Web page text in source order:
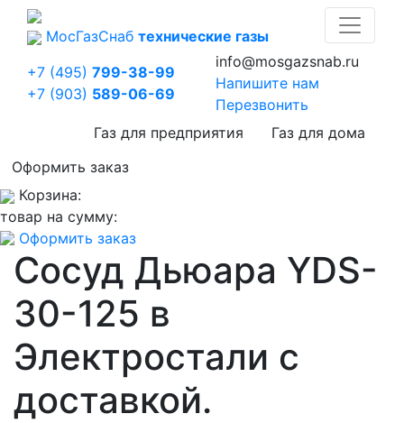
МосГазСнаб технические газы
+7 (495) 799-38-99
+7 (903) 589-06-69
info@mosgazsnab.ru
Напишите нам
Перезвонить
Газ для предприятия
Газ для дома
Оформить заказ
Корзина:
товар на сумму:
Оформить заказ
Сосуд Дьюара YDS-
30-125 в
Электростали с
доставкой.